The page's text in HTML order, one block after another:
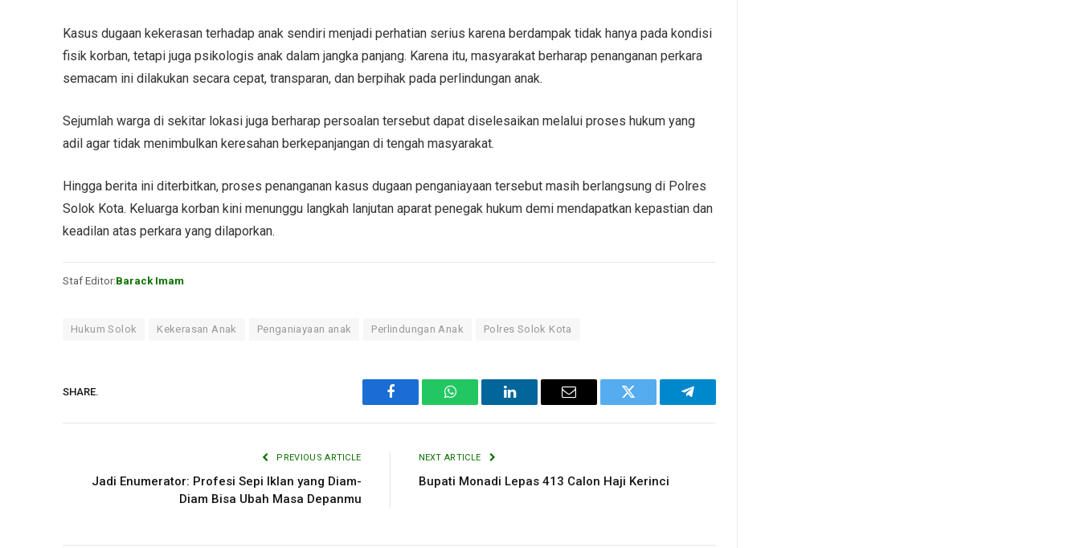
Kasus dugaan kekerasan terhadap anak sendiri menjadi perhatian serius karena berdampak tidak hanya pada kondisi
fisik korban, tetapi juga psikologis anak dalam jangka panjang. Karena itu, masyarakat berharap penanganan perkara
semacam ini dilakukan secara cepat, transparan, dan berpihak pada perlindungan anak.
Sejumlah warga di sekitar lokasi juga berharap persoalan tersebut dapat diselesaikan melalui proses hukum yang
adil agar tidak menimbulkan keresahan berkepanjangan di tengah masyarakat.
Hingga berita ini diterbitkan, proses penanganan kasus dugaan penganiayaan tersebut masih berlangsung di Polres
Solok Kota. Keluarga korban kini menunggu langkah lanjutan aparat penegak hukum demi mendapatkan kepastian dan
keadilan atas perkara yang dilaporkan.
Staf Editor:Barack Imam
Hukum Solok Kekerasan Anak Penganiayaan anak Perlindungan Anak Polres Solok Kota
SHARE.
Facebook WhatsAppLinkedIn Email Twitter Telegram
PREVIOUS ARTICLE
Jadi Enumerator: Profesi Sepi Iklan yang Diam-
Diam Bisa Ubah Masa Depanmu
NEXT ARTICLE
Bupati Monadi Lepas 413 Calon Haji Kerinci